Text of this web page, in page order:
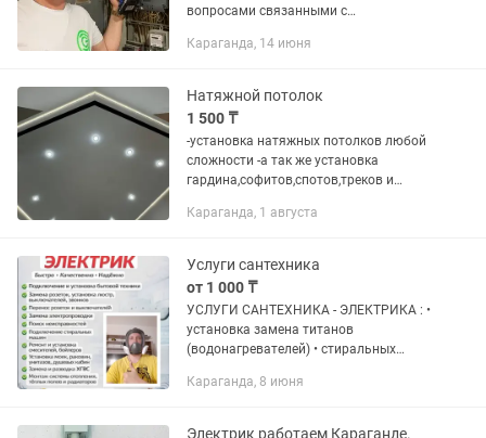
вопросами связанными с
Всегда на связи, звоните в удобное
Караганда, 14 июня
Натяжной потолок
1 500 ₸
-установка натяжных потолков любой
сложности -а так же установка
гардина,софитов,спотов,треков и
белых -установка скрытых карнизов и
Караганда, 1 августа
Услуги сантехника
от 1 000 ₸
УСЛУГИ САНТЕХНИКА - ЭЛЕКТРИКА : •
установка замена титанов
(водонагревателей) • стиральных
смесителей и шлангов (возможна
тропический душ •...
Караганда, 8 июня
Электрик работаем Караганде.